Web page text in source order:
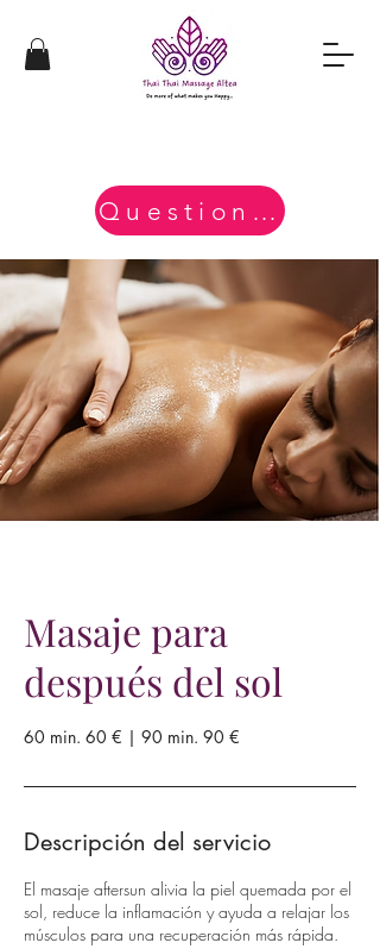
Questions?
Masaje para
después del sol
60 min. 60 € | 90 min. 90 €
Descripción del servicio
El masaje aftersun alivia la piel quemada por el
sol, reduce la inflamación y ayuda a relajar los
músculos para una recuperación más rápida.